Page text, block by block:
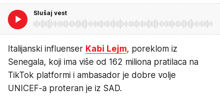
Slušaj vest
Italijanski influenser Kabi Lejm, poreklom iz
Senegala, koji ima više od 162 miliona pratilaca na
TikTok platformi i ambasador je dobre volje
UNICEF-a proteran je iz SAD.